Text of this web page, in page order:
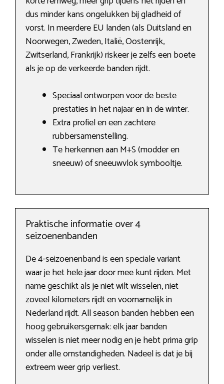
dus minder kans ongelukken bij gladheid of
vorst. In meerdere EU landen (als Duitsland en
Noorwegen, Zweden, Italië, Oostenrijk,
Zwitserland, Frankrijk) riskeer je zelfs een boete
als je op de verkeerde banden rijdt.
Speciaal ontworpen voor de beste
prestaties in het najaar en in de winter.
Extra profiel en een zachtere
rubbersamenstelling.
Te herkennen aan M+S (modder en
sneeuw) of sneeuwvlok symbooltje.
Praktische informatie over 4
seizoenenbanden
De 4-seizoenenband is een speciale variant
waar je het hele jaar door mee kunt rijden. Met
name geschikt als je niet wilt wisselen, niet
zoveel kilometers rijdt en voornamelijk in
Nederland rijdt. All season banden hebben een
hoog gebruikersgemak: elk jaar banden
wisselen is niet meer nodig en je hebt prima grip
onder alle omstandigheden. Nadeel is dat je bij
extreem weer grip verliest.